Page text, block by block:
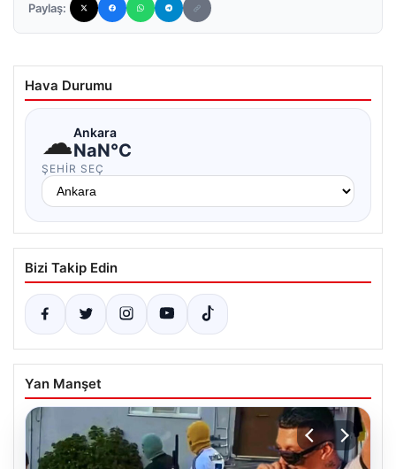
Paylaş:
Hava Durumu
☁Ankara
NaN°C
ŞEHIR SEÇ
Bizi Takip Edin
Yan Manşet